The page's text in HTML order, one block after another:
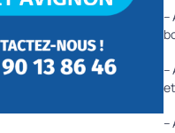
–
–
–